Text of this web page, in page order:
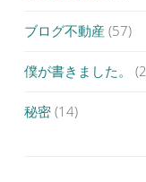
ブログ不動産 (57)
僕が書きました。
秘密 (14)